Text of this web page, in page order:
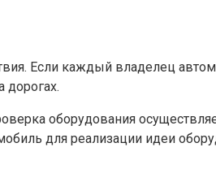
Если каждый владелец
дорогах.
оборудования
для реализации идеи